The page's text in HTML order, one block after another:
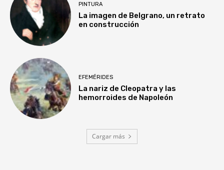
PINTURA
La imagen de Belgrano, un retrato
en construcción
EFEMÉRIDES
La nariz de Cleopatra y las
hemorroides de Napoleón
Cargar más